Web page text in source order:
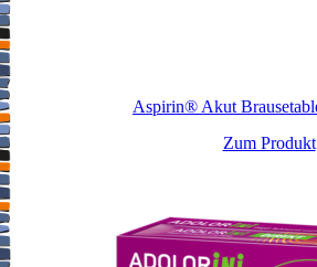
Aspirin® Akut
Zum Produkt